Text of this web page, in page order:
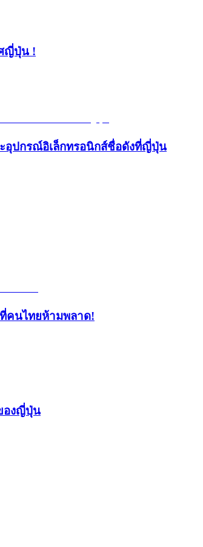
ญี่ปุ่น !
อุปกรณ์อิเล็กทรอนิกส์ชื่อดังที่ญี่ปุ่น
คนไทยห้ามพลาด!
องญี่ปุ่น